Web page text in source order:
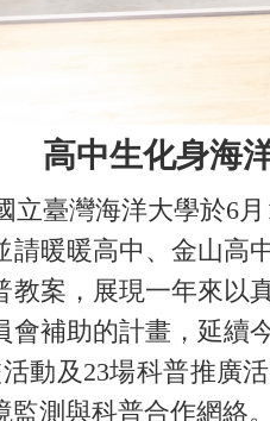
高中生化身海
臺灣海洋大學於6月
請暖暖高中、金山高
教案，展現一年來以
會補助的計畫，延續
動及23場科普推廣
測與科普合作網絡。